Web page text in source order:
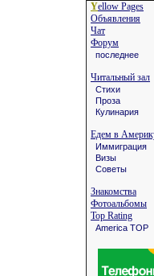
Yellow Pages
Объявления
Чат
Форум
последнее
Читальный зал
Стихи
Проза
Кулинария
Едем в
Иммиграция
Визы
Советы
Знакомства
Фотоальбомы
Top Rating
America TOP